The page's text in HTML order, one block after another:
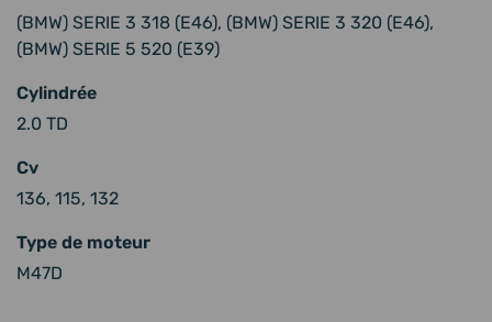
(BMW) SERIE 3 318 (E46), (BMW) SERIE 3 320 (E46),
(BMW) SERIE 5 520 (E39)
Cylindrée
2.0 TD
Cv
136, 115, 132
Type de moteur
M47D